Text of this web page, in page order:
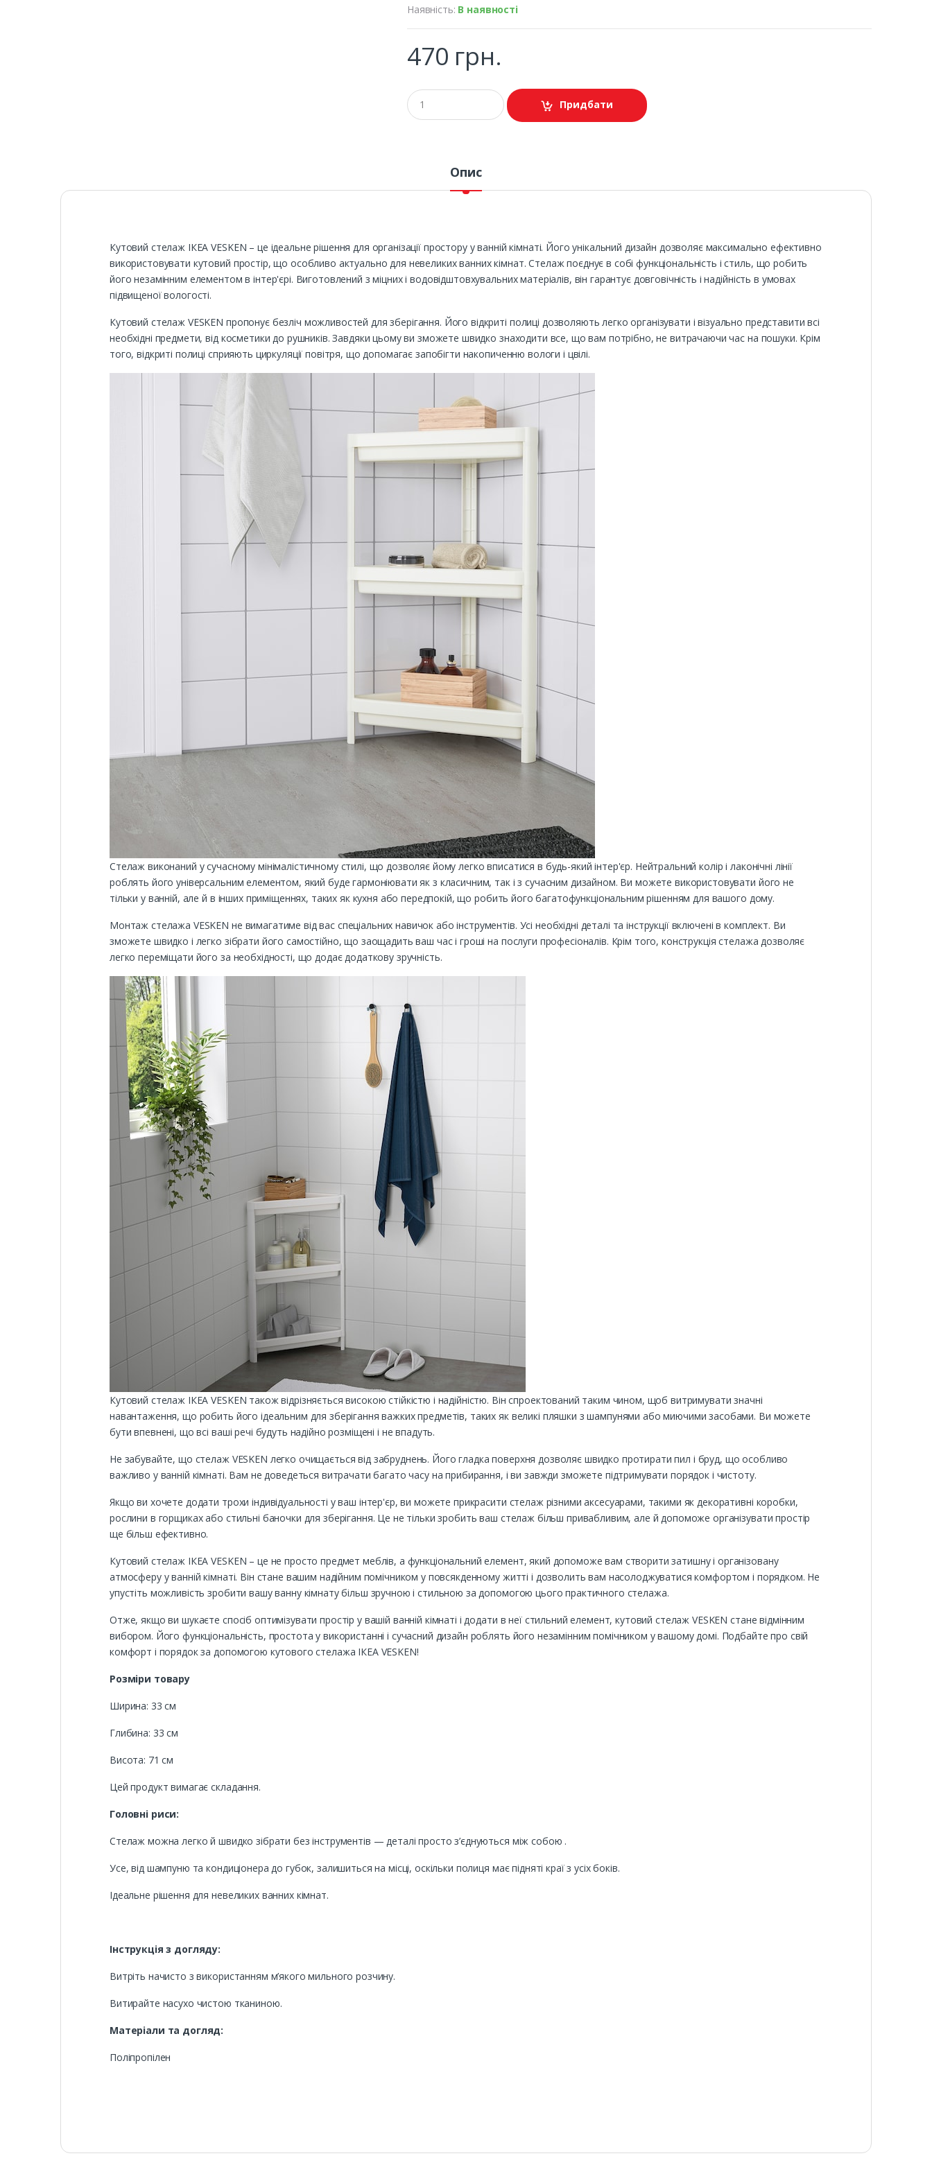
Наявність: В наявності
470 грн.
Придбати
Опис
Кутовий стелаж ІКЕА VESKEN – це ідеальне рішення для організації простору у ванній кімнаті. Його унікальний дизайн дозволяє максимально ефективно
використовувати кутовий простір, що особливо актуально для невеликих ванних кімнат. Стелаж поєднує в собі функціональність і стиль, що робить
його незамінним елементом в інтер'єрі. Виготовлений з міцних і водовідштовхувальних матеріалів, він гарантує довговічність і надійність в умовах
підвищеної вологості.
Кутовий стелаж VESKEN пропонує безліч можливостей для зберігання. Його відкриті полиці дозволяють легко організувати і візуально представити всі
необхідні предмети, від косметики до рушників. Завдяки цьому ви зможете швидко знаходити все, що вам потрібно, не витрачаючи час на пошуки. Крім
того, відкриті полиці сприяють циркуляції повітря, що допомагає запобігти накопиченню вологи і цвілі.
Стелаж виконаний у сучасному мінімалістичному стилі, що дозволяє йому легко вписатися в будь-який інтер'єр. Нейтральний колір і лаконічні лінії
роблять його універсальним елементом, який буде гармоніювати як з класичним, так і з сучасним дизайном. Ви можете використовувати його не
тільки у ванній, але й в інших приміщеннях, таких як кухня або передпокій, що робить його багатофункціональним рішенням для вашого дому.
Монтаж стелажа VESKEN не вимагатиме від вас спеціальних навичок або інструментів. Усі необхідні деталі та інструкції включені в комплект. Ви
зможете швидко і легко зібрати його самостійно, що заощадить ваш час і гроші на послуги професіоналів. Крім того, конструкція стелажа дозволяє
легко переміщати його за необхідності, що додає додаткову зручність.
Кутовий стелаж ІКЕА VESKEN також відрізняється високою стійкістю і надійністю. Він спроектований таким чином, щоб витримувати значні
навантаження, що робить його ідеальним для зберігання важких предметів, таких як великі пляшки з шампунями або миючими засобами. Ви можете
бути впевнені, що всі ваші речі будуть надійно розміщені і не впадуть.
Не забувайте, що стелаж VESKEN легко очищається від забруднень. Його гладка поверхня дозволяє швидко протирати пил і бруд, що особливо
важливо у ванній кімнаті. Вам не доведеться витрачати багато часу на прибирання, і ви завжди зможете підтримувати порядок і чистоту.
Якщо ви хочете додати трохи індивідуальності у ваш інтер'єр, ви можете прикрасити стелаж різними аксесуарами, такими як декоративні коробки,
рослини в горщиках або стильні баночки для зберігання. Це не тільки зробить ваш стелаж більш привабливим, але й допоможе організувати простір
ще більш ефективно.
Кутовий стелаж ІКЕА VESKEN – це не просто предмет меблів, а функціональний елемент, який допоможе вам створити затишну і організовану
атмосферу у ванній кімнаті. Він стане вашим надійним помічником у повсякденному житті і дозволить вам насолоджуватися комфортом і порядком. Не
упустіть можливість зробити вашу ванну кімнату більш зручною і стильною за допомогою цього практичного стелажа.
Отже, якщо ви шукаєте спосіб оптимізувати простір у вашій ванній кімнаті і додати в неї стильний елемент, кутовий стелаж VESKEN стане відмінним
вибором. Його функціональність, простота у використанні і сучасний дизайн роблять його незамінним помічником у вашому домі. Подбайте про свій
комфорт і порядок за допомогою кутового стелажа ІКЕА VESKEN!
Розміри товару
Ширина: 33 см
Глибина: 33 см
Висота: 71 см
Цей продукт вимагає складання.
Головні риси:
Стелаж можна легко й швидко зібрати без інструментів — деталі просто з’єднуються між собою .
Усе, від шампуню та кондиціонера до губок, залишиться на місці, оскільки полиця має підняті краї з усіх боків.
Ідеальне рішення для невеликих ванних кімнат.
Інструкція з догляду:
Витріть начисто з використанням м’якого мильного розчину.
Витирайте насухо чистою тканиною.
Матеріали та догляд:
Поліпропілен